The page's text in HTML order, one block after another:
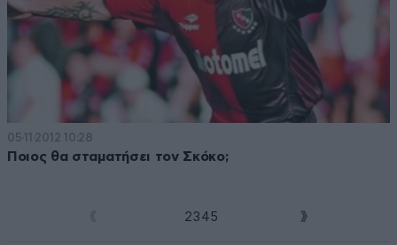
05·11·2012 10:28
Ποιος θα σταματήσει τον Σκόκο;
23 4 5